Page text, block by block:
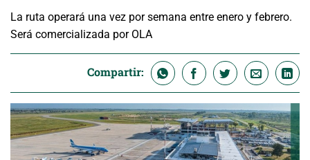
La ruta operará una vez por semana entre enero y febrero.
Será comercializada por OLA
Compartir: